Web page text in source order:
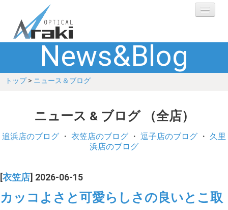
選ばれる理由
ブランド
補聴器
News&Blog
トップ> ニュース＆ブログ
ニュース & ブログ （全店）
追浜店のブログ ・ 衣笠店のブログ ・ 逗子店のブログ ・ 久里
浜店のブログ
衣笠店 ] 2026-06-15
カッコよさと可愛らしさの良いとこ取